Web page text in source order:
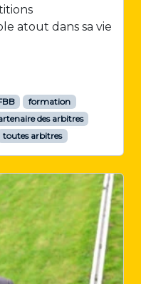
atout dans sa vie
formation
des arbitres
toutes arbitres